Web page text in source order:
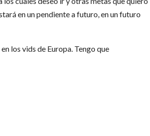
en un pendiente a futuro, en un futuro
los vids de Europa. Tengo que